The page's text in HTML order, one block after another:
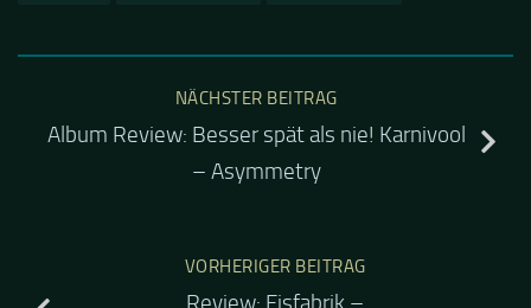
NÄCHSTER BEITRAG
Album Review: Besser spät als nie! Karnivool
– Asymmetry
VORHERIGER BEITRAG